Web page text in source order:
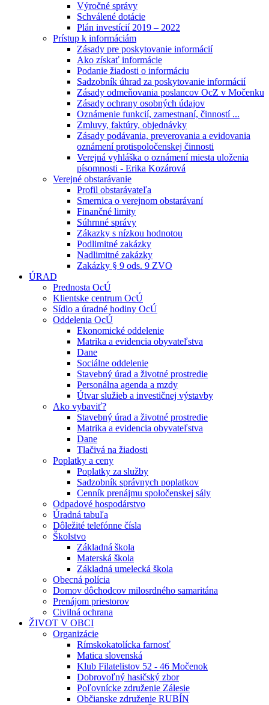
Výročné správy
Schválené dotácie
Plán investícií 2019 – 2022
Prístup k informáciám
Zásady pre poskytovanie informácií
Ako získať informácie
Podanie žiadosti o informáciu
Sadzobník úhrad za poskytovanie informácií
Zásady odmeňovania poslancov OcZ v Močenku
Zásady ochrany osobných údajov
Oznámenie funkcií, zamestnaní, činností ...
Zmluvy, faktúry, objednávky
Zásady podávania, preverovania a evidovania
oznámení protispoločenskej činnosti
Verejná vyhláška o oznámení miesta uloženia
písomnosti - Erika Kozárová
Verejné obstarávanie
Profil obstarávateľa
Smernica o verejnom obstarávaní
Finančné limity
Súhrnné správy
Zákazky s nízkou hodnotou
Podlimitné zakázky
Nadlimitné zakázky
Zakázky § 9 ods. 9 ZVO
ÚRAD
Prednosta OcÚ
Klientske centrum OcÚ
Sídlo a úradné hodiny OcÚ
Oddelenia OcÚ
Ekonomické oddelenie
Matrika a evidencia obyvateľstva
Dane
Sociálne oddelenie
Stavebný úrad a životné prostredie
Personálna agenda a mzdy
Útvar služieb a investičnej výstavby
Ako vybaviť?
Stavebný úrad a životné prostredie
Matrika a evidencia obyvateľstva
Dane
Tlačivá na žiadosti
Poplatky a ceny
Poplatky za služby
Sadzobník správnych poplatkov
Cenník prenájmu spoločenskej sály
Odpadové hospodárstvo
Úradná tabuľa
Dôležité telefónne čísla
Školstvo
Základná škola
Materská škola
Základná umelecká škola
Obecná polícia
Domov dôchodcov milosrdného samaritána
Prenájom priestorov
Civilná ochrana
ŽIVOT V OBCI
Organizácie
Rímskokatolícka farnosť
Matica slovenská
Klub Filatelistov 52 - 46 Močenok
Dobrovoľný hasičský zbor
Poľovnícke združenie Zálesie
Občianske združenie RUBÍN